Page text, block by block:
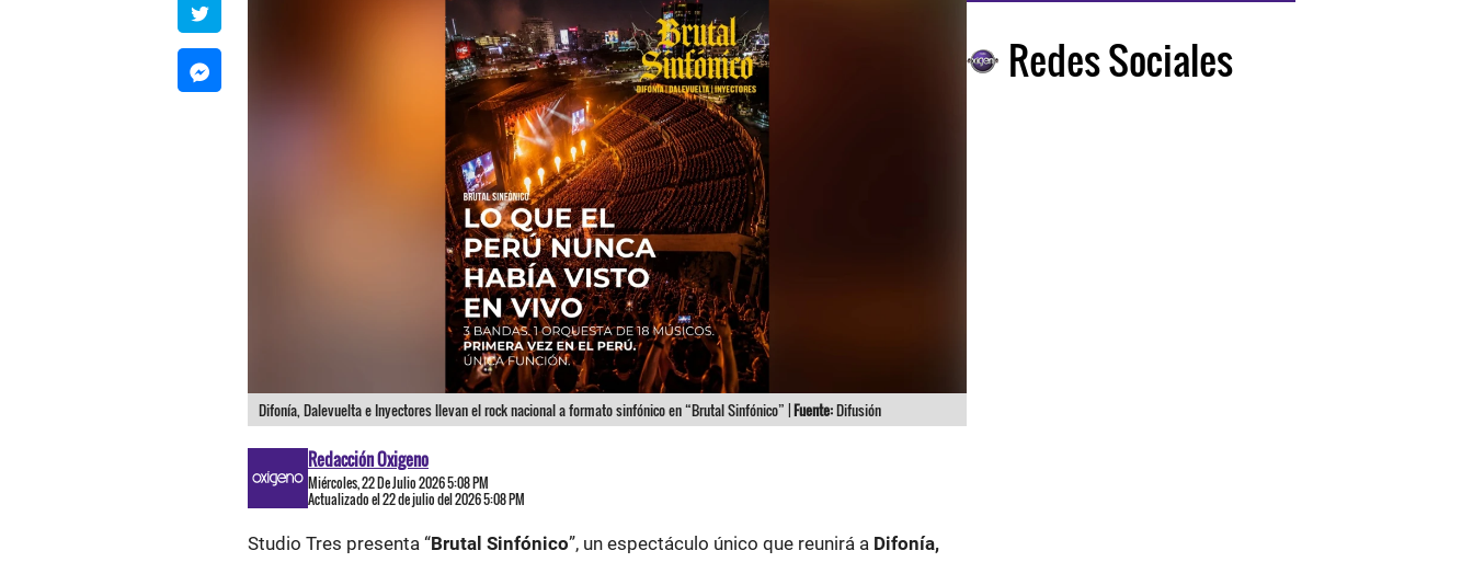
Difonía, Dalevuelta e Inyectores llevan el rock nacional a formato sinfónico en “Brutal Sinfónico” |Fuente:Difusión
Redacción Oxigeno
Miércoles, 22 De Julio 2026 5:08 PM
Actualizado el 22 de julio del 2026 5:08 PM
Studio Tres presenta “Brutal Sinfónico”, un espectáculo único que reunirá a Difonía,
Redes Sociales